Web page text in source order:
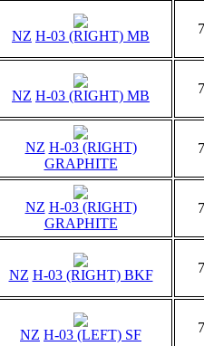
NZ H-03 (RIGHT) MB
NZ H-03 (RIGHT) MB
NZ H-03 (RIGHT)
GRAPHITE
NZ H-03 (RIGHT)
GRAPHITE
NZ H-03 (RIGHT) BKF
NZ H-03 (LEFT) SF